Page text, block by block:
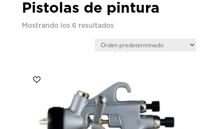
Pistolas de pintura
Mostrando los 6 resultados